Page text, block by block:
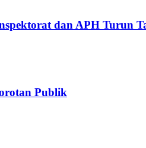
dan APH Turun
Publik